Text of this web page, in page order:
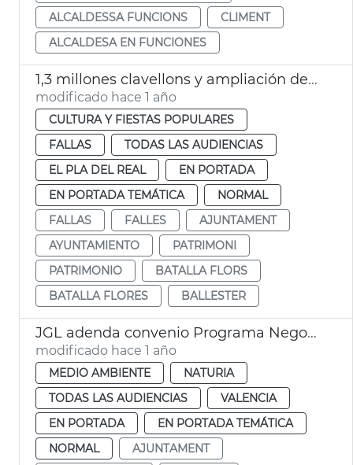
ALCALDESSA FUNCIONS
CLIMENT
ALCALDESA EN FUNCIONES
1,3 millones clavellons y ampliación decoración tribuna autoridades Batalla Flores
modificado hace 1 año
CULTURA Y FIESTAS POPULARES
FALLAS
TODAS LAS AUDIENCIAS
EL PLA DEL REAL
EN PORTADA
EN PORTADA TEMÁTICA
NORMAL
FALLAS
FALLES
AJUNTAMENT
AYUNTAMIENTO
PATRIMONI
PATRIMONIO
BATALLA FLORS
BATALLA FLORES
BALLESTER
JGL adenda convenio Programa Negocio Local Sostenible
modificado hace 1 año
MEDIO AMBIENTE
NATURIA
TODAS LAS AUDIENCIAS
VALENCIA
EN PORTADA
EN PORTADA TEMÁTICA
NORMAL
AJUNTAMENT